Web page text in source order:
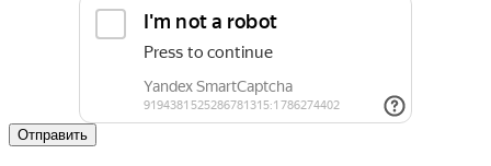
Отправить